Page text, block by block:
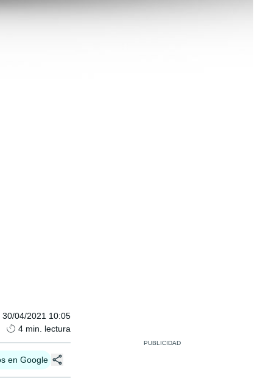
30/04/2021 10:05
4 min. lectura
en Google